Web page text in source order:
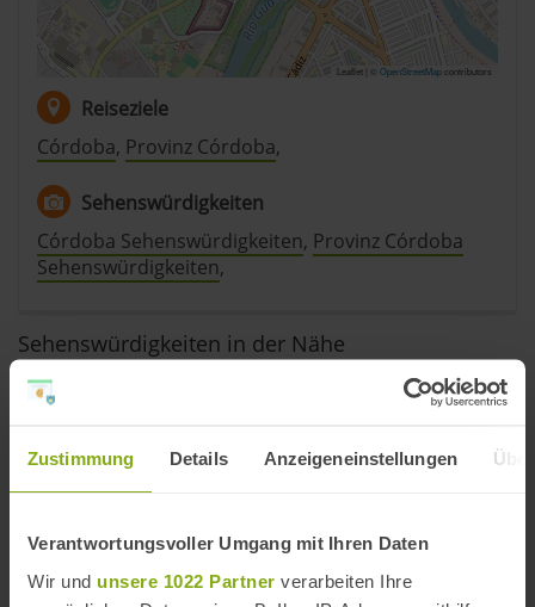
Zustimmung Details Anzeigeneinstellungen
Verantwortungsvoller Umgang mit Ihren Daten
Wir und unsere 1022 Partner verarbeiten Ihre
Leaflet | © OpenStreetMapcontributors
Reiseziele
Córdoba, Provinz Córdoba,
Sehenswürdigkeiten
Córdoba Sehenswürdigkeiten, Provinz Córdoba
Sehenswürdigkeiten,
Sehenswürdigkeiten in der Nähe